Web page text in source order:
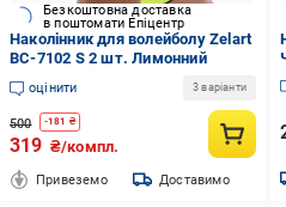
Безкоштовна доставка
в поштомати Епіцентр
Наколінник для волейболу Zelart
BC-7102 S 2 шт. Лимонний
оцінити 3 варіанти
500 -181 ₴
319 ₴/компл.
Привеземо Доставимо